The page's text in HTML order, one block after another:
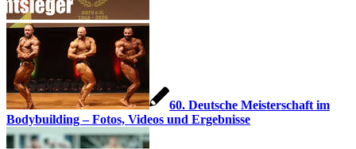
60. Deutsche Meisterschaft im
Bodybuilding – Fotos, Videos und Ergebnisse